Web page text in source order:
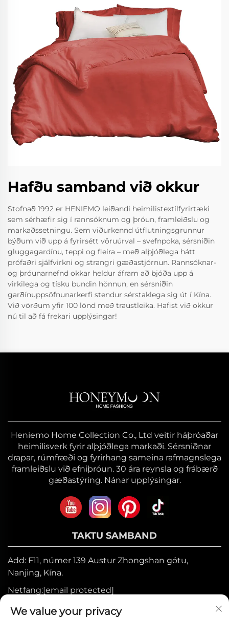
Hafðu samband við okkur
Stofnað 1992 er HENIEMO leiðandi heimilistextílfyrirtæki
sem sérhæfir sig í rannsóknum og þróun, framleiðslu og
markaðssetningu. Sem viðurkennd útflutningsgrunnur
býðum við upp á fyrirsétt vöruúrval – svefnpoka, sérsniðin
gluggagardínu, teppi og fleira – með alþjóðlega hátt
prófaðri sjálfvirkni og strangri gæðastjórnun. Rannsóknar-
og þróunarnefnd okkar heldur áfram að bjóða upp á
virkilega og tísku bundin hönnun, en sérsniðin
garðínuppsöfnunarkerfi stendur sérstaklega sig út í Kína.
Við vörðum yfir 100 lönd með traustleika. Hafist við okkur
nú til að fá frekari upplýsingar!
Heniemo Home Collection Co., Ltd veitir háþróaðar
heimilisverk fyrir alþjóðlega markaði. Sérsniðnar
drapar, rúmfræði og fyrirhang sameina rafmagnslega
framleiðslu við efniþróun. 30 ára reynsla og frábærð
gæðastýring. Nánar upplýsingar.
TAKTU SAMBAND
Add: F11, númer 139 Austur Zhongshan götu,
Nanjing, Kína.
Netfang:[email protected]
Farsími:+86-17327710449
We value your privacy